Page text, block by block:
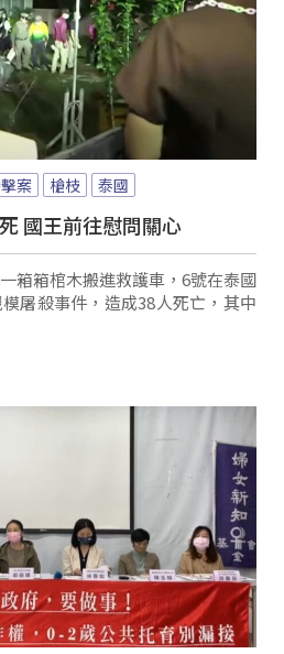
案 槍枝 泰國
國王前往慰問關心
箱箱棺木搬進救護車，6號在泰國
屠殺事件，造成38人死亡，其中